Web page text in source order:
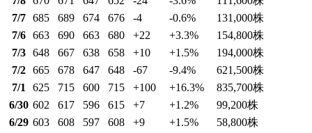
7/7 685 689 674 676 -4 -0.6% 131,000株
7/6 663 690 663 680 +22 +3.3% 154,800株
7/3 648 667 638 658 +10 +1.5% 194,000株
7/2 665 678 647 648 -67 -9.4% 621,500株
7/1
625 715 600 715 +100 +16.3% 835,700株
6/30 602 617 596 615 +7 +1.2% 99,200株
6/29 603 608 597 608 +9 +1.5% 58,800株